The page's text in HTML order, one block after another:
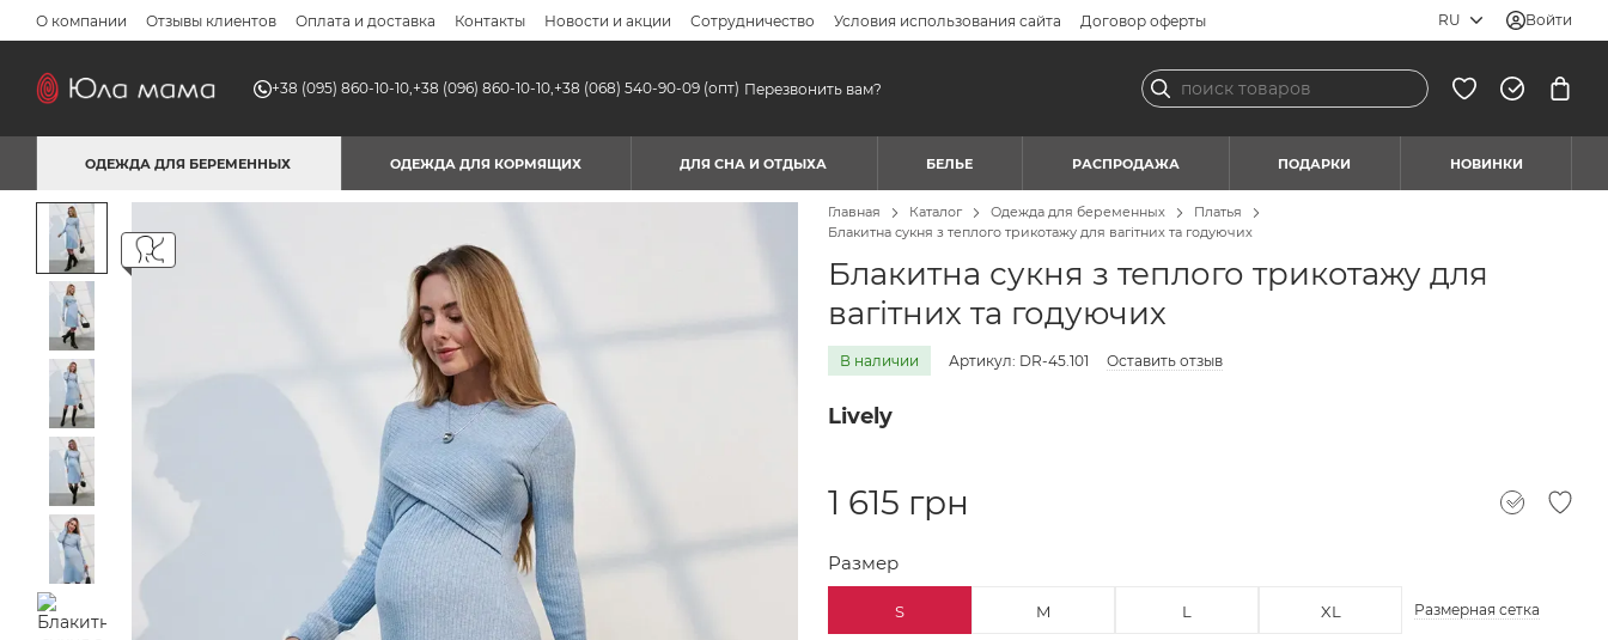
Перейти к основному контенту
О компании Отзывы клиентов Оплата и доставка Контакты Новости и акции Сотрудничество Условия использования сайта Договор оферты RU Войти
+38 (095) 860-10-10,+38 (096) 860-10-10,+38 (068) 540-90-09 (опт) Перезвонить вам?
ОДЕЖДА ДЛЯ БЕРЕМЕННЫХ ОДЕЖДА ДЛЯ КОРМЯЩИХ ДЛЯ СНА И ОТДЫХА БЕЛЬЕ РАСПРОДАЖА ПОДАРКИ НОВИНКИ
Главная Каталог Одежда для беременных
Платья
Блакитна сукня з теплого трикотажу для вагітних та годуючих
Блакитна сукня з теплого трикотажу для
вагітних та годуючих
В наличии Артикул: DR-45.101 Оставить отзыв
Lively
1 615 грн
Размер
S M L XL Размерная сетка